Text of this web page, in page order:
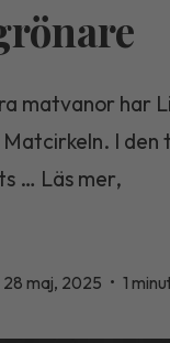
matvanor har
I
… Läs mer,
maj, 2025 • 1